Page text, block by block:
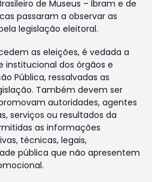
de Museus – Ibram e de
passaram a observar as
legislação eleitoral.
as eleições, é vedada a
institucional dos órgãos e
Pública, ressalvadas as
Também devem ser
autoridades, agentes
serviços ou resultados da
as informações
técnicas, legais,
pública que não apresentem